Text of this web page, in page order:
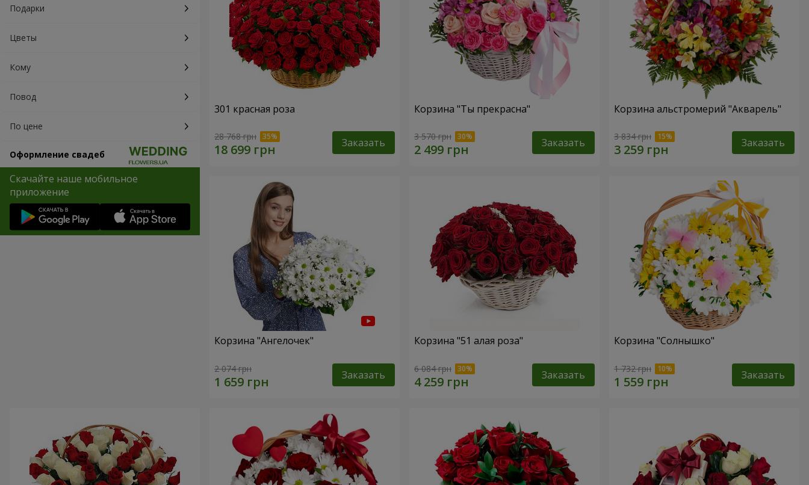
Подарки
Цветы
Кому
Повод
По цене
Оформление свадеб
Скачайте наше мобильное
приложение
301 красная роза
28 768 грн Заказать
Корзина "Ты прекрасна"
3 570 грн Заказать
Корзина альстромерий "Акварель"
3 834 грн Заказать
Корзина "Ангелочек"
2 074 грн Заказать
Корзина "51 алая роза"
6 084 грн Заказать
Корзина "Солнышко"
1 732 грн Заказать